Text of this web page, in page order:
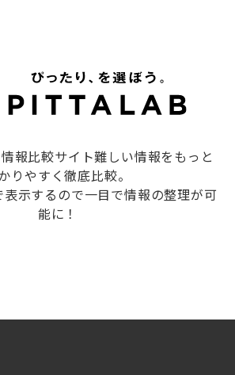
報比較サイト難しい情報をもっと
りやすく徹底比較。
示するので一目で情報の整理が可
能に！